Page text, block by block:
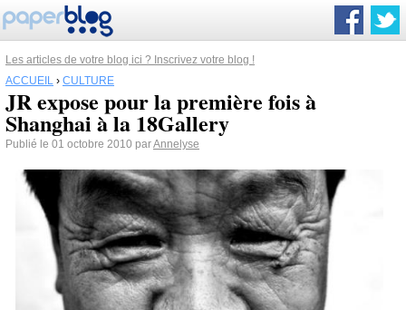
Les articles de votre blog ici ? Inscrivez votre blog !
ACCUEIL › CULTURE
JR expose pour la première fois à
Shanghai à la 18Gallery
Publié le 01 octobre 2010 parAnnelyse